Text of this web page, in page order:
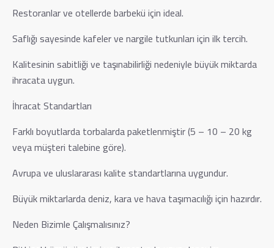
Restoranlar ve otellerde barbekü için ideal.
Saflığı sayesinde kafeler ve nargile tutkunları için ilk tercih.
Kalitesinin sabitliği ve taşınabilirliği nedeniyle büyük miktarda
ihracata uygun.
İhracat Standartları
Farklı boyutlarda torbalarda paketlenmiştir (5 – 10 – 20 kg
veya müşteri talebine göre).
Avrupa ve uluslararası kalite standartlarına uygundur.
Büyük miktarlarda deniz, kara ve hava taşımacılığı için hazırdır.
Neden Bizimle Çalışmalısınız?